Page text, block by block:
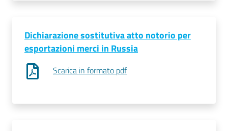
Dichiarazione sostitutiva atto notorio per
esportazioni merci in Russia
Scarica in formato pdf